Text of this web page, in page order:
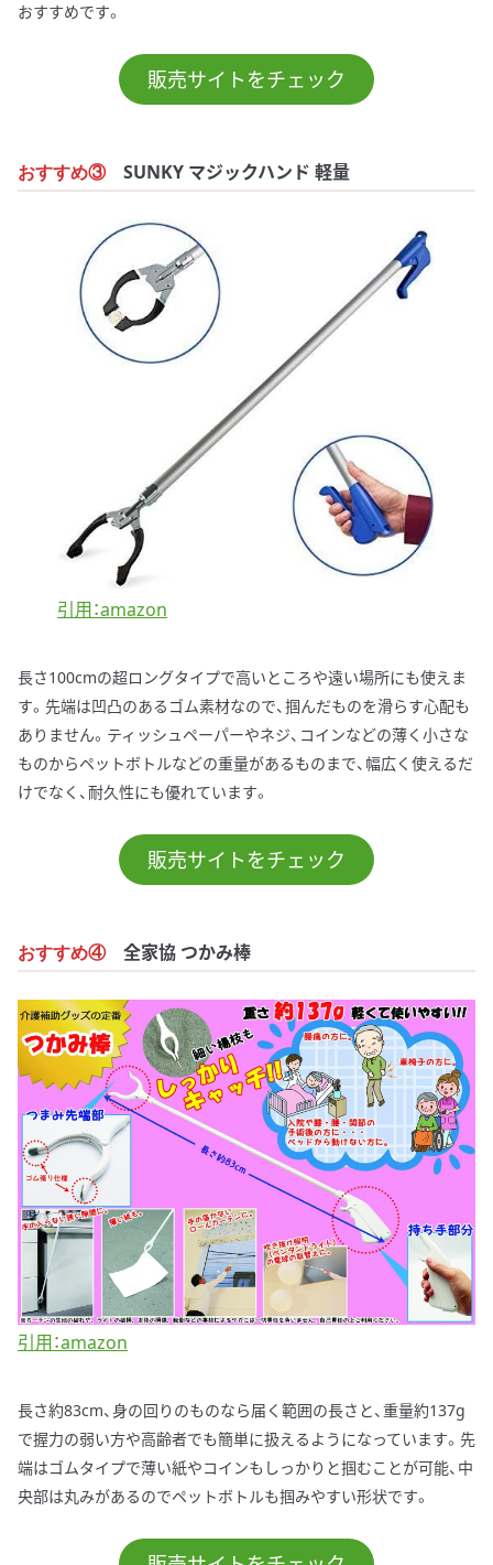
おすすめです。
販売サイトをチェック
おすすめ③SUNKY マジックハンド 軽量
引用：amazon
長さ100cmの超ロングタイプで高いところや遠い場所にも使えま
す。先端は凹凸のあるゴム素材なので、掴んだものを滑らす心配も
ありません。ティッシュペーパーやネジ、コインなどの薄く小さな
ものからペットボトルなどの重量があるものまで、幅広く使えるだ
けでなく、耐久性にも優れています。
販売サイトをチェック
おすすめ④全家協 つかみ棒
引用：amazon
長さ約83cm、身の回りのものなら届く範囲の長さと、重量約137g
で握力の弱い方や高齢者でも簡単に扱えるようになっています。先
端はゴムタイプで薄い紙やコインもしっかりと掴むことが可能、中
央部は丸みがあるのでペットボトルも掴みやすい形状です。